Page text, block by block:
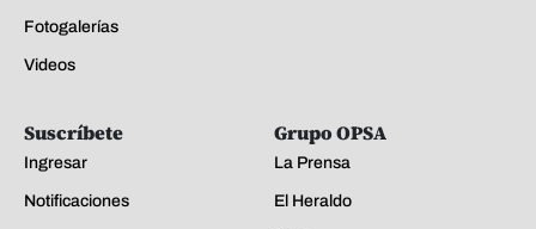
Fotogalerías
Videos
Suscríbete
Ingresar
Notificaciones
Grupo OPSA
La Prensa
El Heraldo